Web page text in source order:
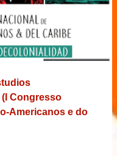
Congresso
Americanos e do